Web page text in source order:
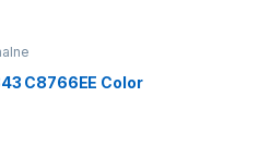
C8766EE Color